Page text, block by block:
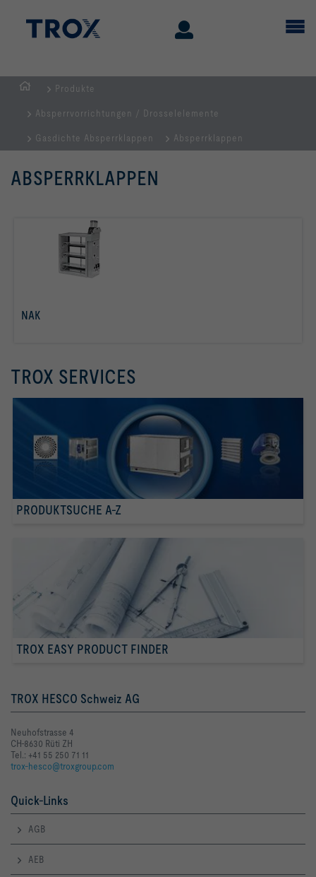
Produkte
Absperrvorrichtungen / Drosselelemente
Gasdichte Absperrklappen Absperrklappen
ABSPERRKLAPPEN
NAK
TROX SERVICES
PRODUKTSUCHE A-Z
TROX EASY PRODUCT FINDER
TROX HESCO Schweiz AG
Neuhofstrasse 4
CH-8630 Rüti ZH
Tel.: +41 55 250 71 11
trox-hesco@troxgroup.com
Quick-Links
AGB
AEB